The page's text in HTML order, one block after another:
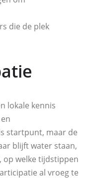
die de plek
lokale kennis
startpunt, maar de
blijft water staan,
op welke tijdstippen
al vroeg te